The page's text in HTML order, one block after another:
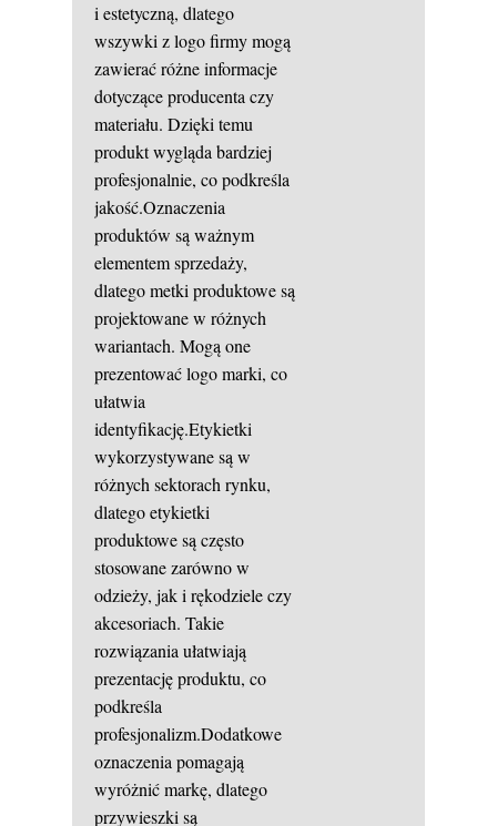
i estetyczną, dlatego
wszywki z logo firmy mogą
zawierać różne informacje
dotyczące producenta czy
materiału. Dzięki temu
produkt wygląda bardziej
profesjonalnie, co podkreśla
jakość.Oznaczenia
produktów są ważnym
elementem sprzedaży,
dlatego metki produktowe są
projektowane w różnych
wariantach. Mogą one
prezentować logo marki, co
ułatwia
identyfikację.Etykietki
wykorzystywane są w
różnych sektorach rynku,
dlatego etykietki
produktowe są często
stosowane zarówno w
odzieży, jak i rękodziele czy
akcesoriach. Takie
rozwiązania ułatwiają
prezentację produktu, co
podkreśla
profesjonalizm.Dodatkowe
oznaczenia pomagają
wyróżnić markę, dlatego
przywieszki są